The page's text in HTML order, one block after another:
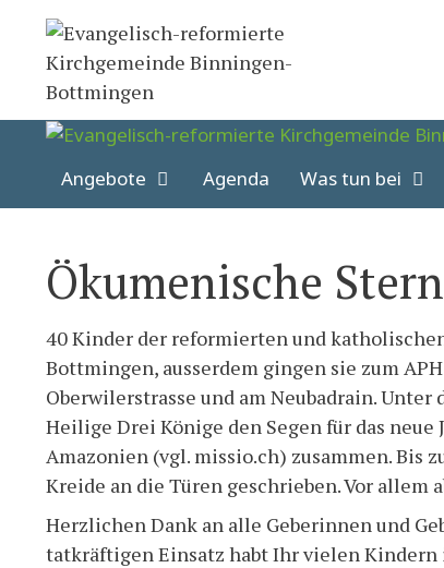
Springe
Inhalt
Angebote Agenda Was tun bei
Ökumenische
40 Kinder der reformierten und
Bottmingen, ausserdem gingen sie zum
Oberwilerstrasse und am Neubadrain.
Heilige Drei Könige den Segen für das
Amazonien (vgl. missio.ch) zusammen. Bis
Kreide an die Türen geschrieben. Vor allem
Herzlichen Dank an alle Geberinnen und
tatkräftigen Einsatz habt Ihr vielen Kindern